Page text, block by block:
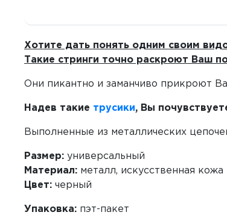
Хотите дать понять одним своим
Такие стринги точно раскроют Ваш
Они пикантно и заманчиво прикроют
Надев такие трусики, Вы
Выполненные из металлических
Размер: универсальный
Материал: металл, искусственная кожа
Цвет: черный
Упаковка: пэт-пакет